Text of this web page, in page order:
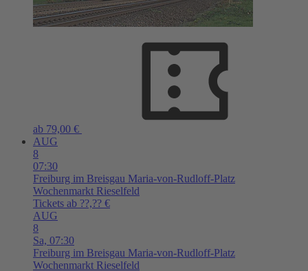
ab 79,00 €
AUG
8
07:30
Freiburg im Breisgau Maria-von-Rudloff-Platz
Wochenmarkt Rieselfeld
Tickets ab ??,?? €
AUG
8
Sa, 07:30
Freiburg im Breisgau Maria-von-Rudloff-Platz
Wochenmarkt Rieselfeld